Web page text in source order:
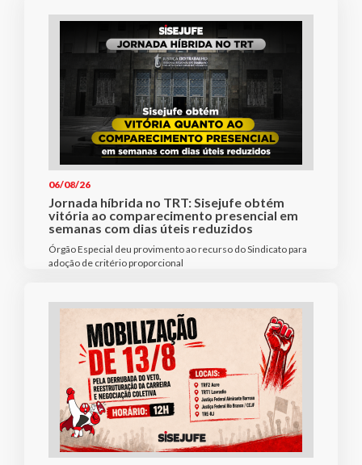
06/08/26
Jornada híbrida no TRT: Sisejufe obtém
vitória ao comparecimento presencial em
semanas com dias úteis reduzidos
Órgão Especial deu provimento ao recurso do Sindicato para
adoção de critério proporcional